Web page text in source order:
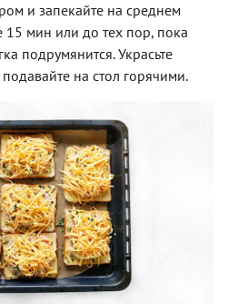
и запекайте на среднем
15 мин или до тех пор, пока
подрумянится. Украсьте
на стол горячими.